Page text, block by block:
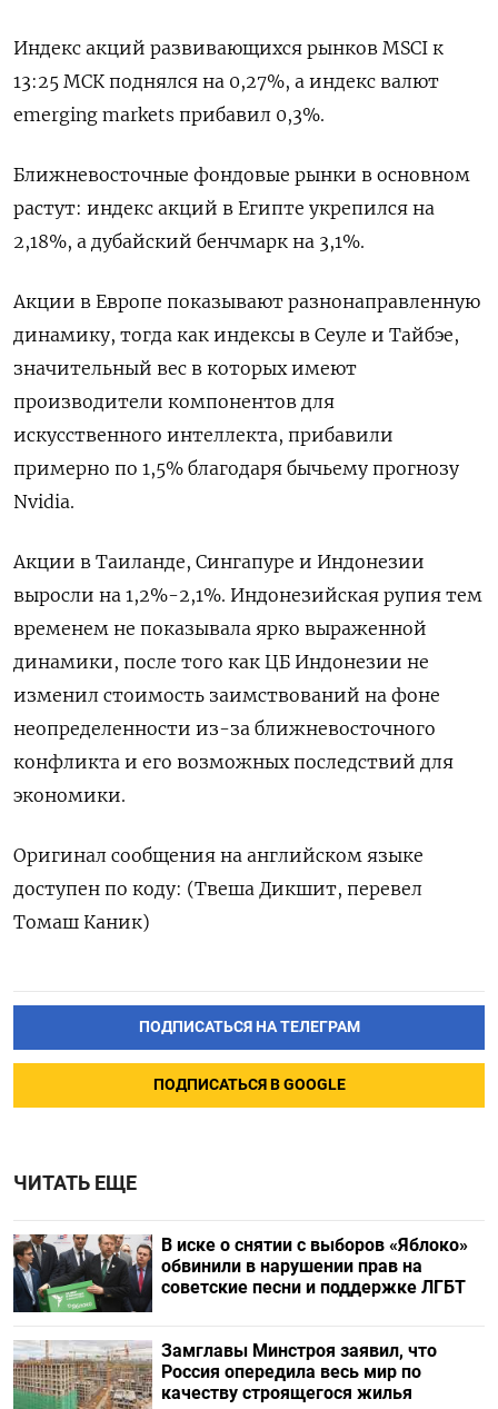
Индекс ‌акций развивающихся рынков MSCI к
13:25 МСК поднялся на 0,27%, ​а индекс валют
emerging markets прибавил 0,3%.
Ближневосточные фондовые рынки в основном
растут: индекс акций в Египте укрепился на
2,18%, а дубайский бенчмарк на 3,1%.
Акции в Европе показывают разнонаправленную
динамику, тогда как индексы в Сеуле и Тайбэе,
значительный вес в которых имеют
производители компонентов для
искусственного интеллекта, прибавили ​
примерно по 1,5% благодаря ⁠бычьему прогнозу
Nvidia.
Акции в Таиланде, Сингапуре и Индонезии
выросли на 1,2%-2,1%. Индонезийская рупия тем
временем не ‌показывала ярко выраженной
динамики, после того как ЦБ Индонезии не
‌изменил стоимость заимствований на фоне
неопределенности из-за ближневосточного
конфликта и его возможных ​последствий для
экономики.
Оригинал сообщения на английском языке
доступен ‌по коду: (Твеша Дикшит, перевел
Томаш Каник)
ПОДПИСАТЬСЯ НА ТЕЛЕГРАМ
ПОДПИСАТЬСЯ В GOOGLE
ЧИТАТЬ ЕЩЕ
В иске о снятии с выборов «Яблоко»
обвинили в нарушении прав на
советские песни и поддержке ЛГБТ
Замглавы Минстроя заявил, что
Россия опередила весь мир по
качеству строящегося жилья